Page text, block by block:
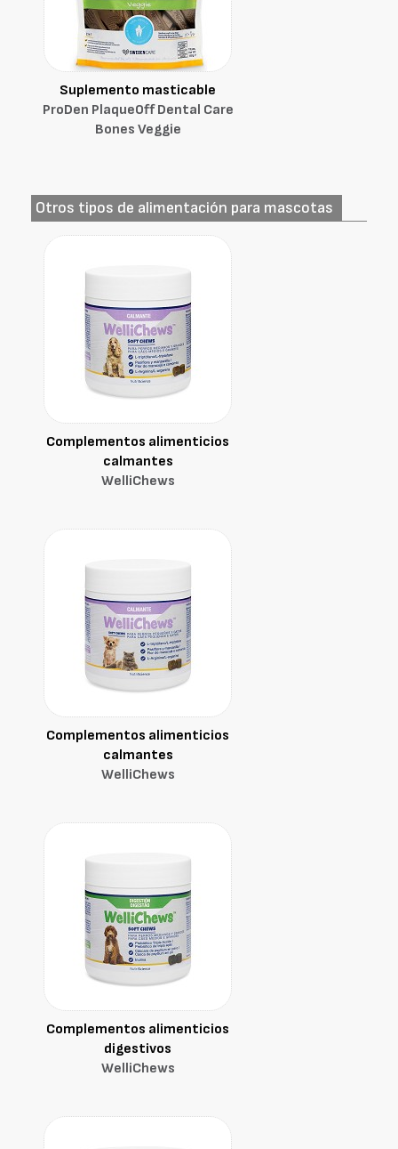
Suplemento masticable
ProDen PlaqueOff Dental Care
Bones Veggie
Otros tipos de alimentación para mascotas
Complementos alimenticios
calmantes
WelliChews
Complementos alimenticios
calmantes
WelliChews
Complementos alimenticios
digestivos
WelliChews